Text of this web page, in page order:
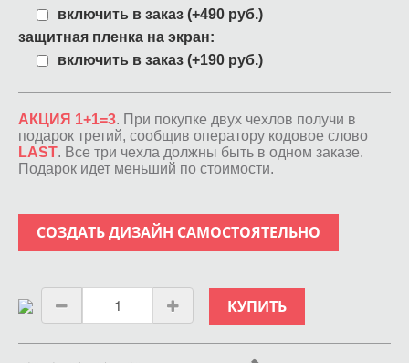
включить в заказ (+490 руб.)
защитная пленка на экран:
включить в заказ (+190 руб.)
АКЦИЯ 1+1=3. При покупке двух чехлов получи в
подарок третий, сообщив оператору кодовое слово
LAST. Все три чехла должны быть в одном заказе.
Подарок идет меньший по стоимости.
СОЗДАТЬ ДИЗАЙН САМОСТОЯТЕЛЬНО
КУПИТЬ